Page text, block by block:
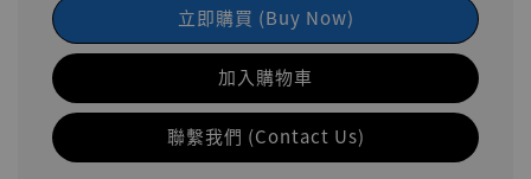
立即購買 (Buy Now)
加入購物車
聯繫我們 (Contact Us)